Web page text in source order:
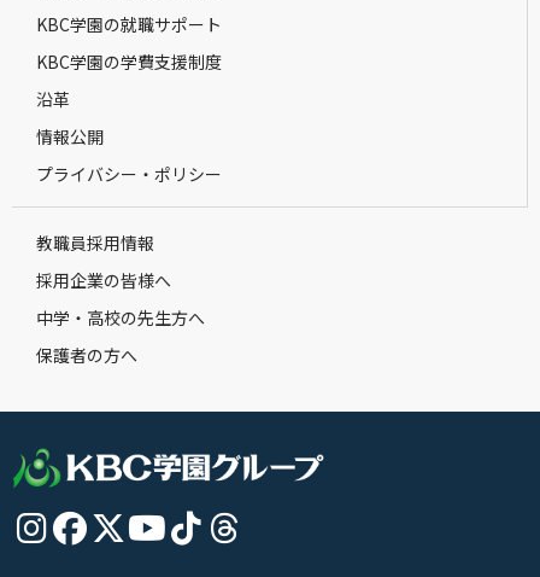
KBC学園の就職サポート
KBC学園の学費支援制度
沿革
情報公開
プライバシー・ポリシー
教職員採用情報
採用企業の皆様へ
中学・高校の先生方へ
保護者の方へ